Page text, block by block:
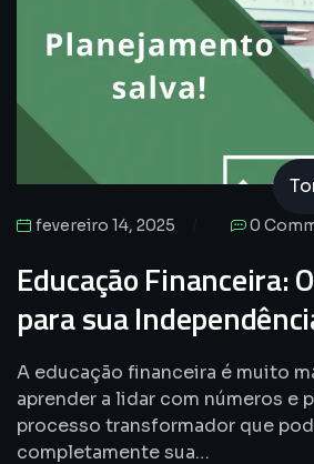
fevereiro 14, 2025 0
Educação Financeira:
para sua
A educação financeira é muito
aprender a lidar com números e
processo transformador que
completamente sua…